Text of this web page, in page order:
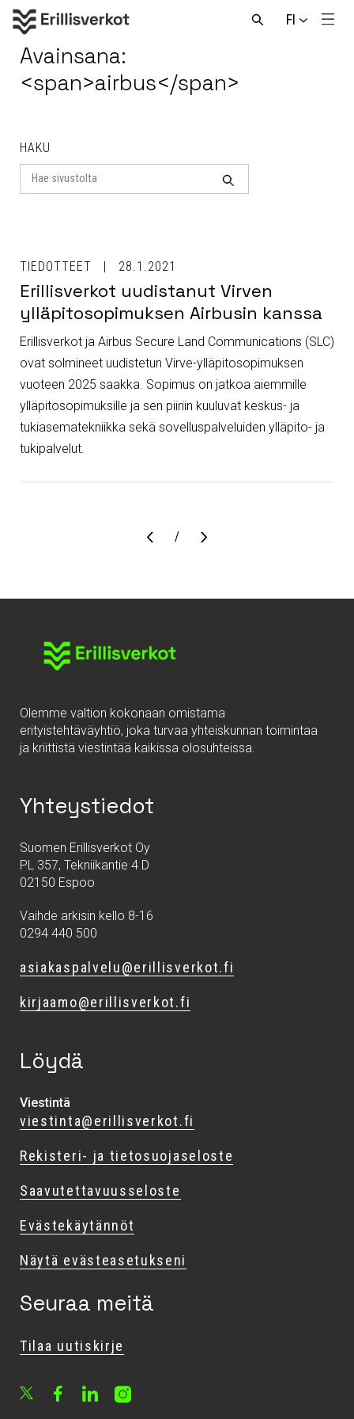
FI
Avaa
Avainsana:
<span>airbus</span>
HAKU
Search
for
Haku
TIEDOTTEET 28.1.2021
Erillisverkot uudistanut Virven
ylläpitosopimuksen Airbusin kanssa
Erillisverkot ja Airbus Secure Land Communications (SLC)
ovat solmineet uudistetun Virve-ylläpitosopimuksen
vuoteen 2025 saakka. Sopimus on jatkoa aiemmille
ylläpitosopimuksille ja sen piiriin kuuluvat keskus- ja
tukiasematekniikka sekä sovelluspalveluiden ylläpito- ja
tukipalvelut.
Sivu
/
Olemme valtion kokonaan omistama
erityistehtäväyhtiö, joka turvaa yhteiskunnan toimintaa
ja kriittistä viestintää kaikissa olosuhteissa.
Yhteystiedot
Suomen Erillisverkot Oy
PL 357, Tekniikantie 4 D
02150 Espoo
Vaihde arkisin kello 8-16
0294 440 500
asiakaspalvelu@erillisverkot.fi
kirjaamo@erillisverkot.fi
Löydä
Viestintä
viestinta@erillisverkot.fi
Rekisteri- ja tietosuojaseloste
Saavutettavuusseloste
Evästekäytännöt
Näytä evästeasetukseni
Seuraa meitä
Tilaa uutiskirje
FacebookLinkedInInstagram